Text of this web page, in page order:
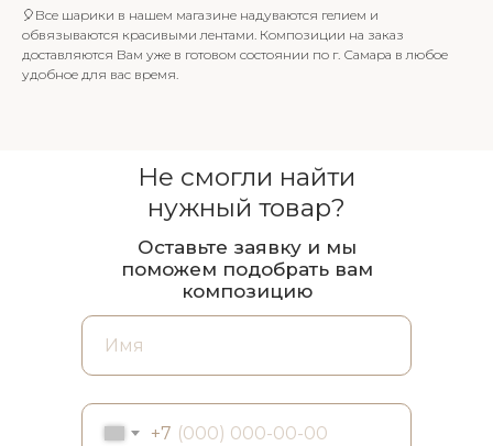
🎈Все шарики в нашем магазине надуваются гелием и
обвязываются красивыми лентами. Композиции на заказ
доставляются Вам уже в готовом состоянии по г. Самара в любое
удобное для вас время.
+7
Не смогли найти
нужный товар?
Оставьте заявку и мы
поможем подобрать вам
композицию